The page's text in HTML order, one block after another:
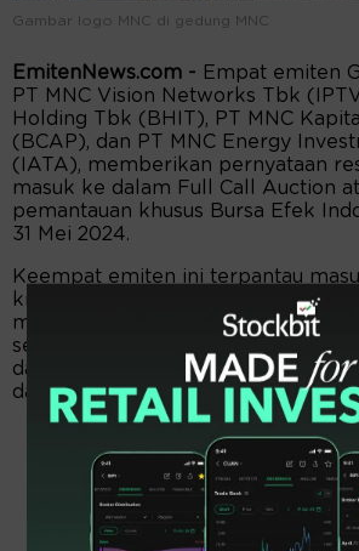
Gambar logo MNC di gedung MNC
EmitenNews.com - Empat emiten
PT MNC Vision Networks Tbk
Holding Tbk (BHIT), PT MNC
(BCAP), dan PT MNC Energy
(IATA), memberikan pernyataan
masuk ke dalam Full Call Auction
pemantauan khusus Bursa Efek
31 Mei 2024.
Keempat emiten ini terpantau
kriteria I papan pemantauan khusus,
menunjukkan bahwa harga rata-
selama enam bulan terakhir di
dan/atau Pasar Reguler Periodic
dari Rp 51,00.